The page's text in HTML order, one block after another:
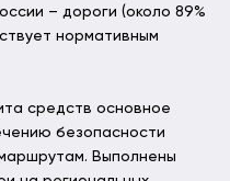
– дороги (около 89%
нормативным
средств основное
безопасности
Выполнены